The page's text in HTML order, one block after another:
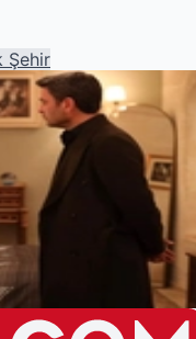
Şehir
Tüm Dengeleri